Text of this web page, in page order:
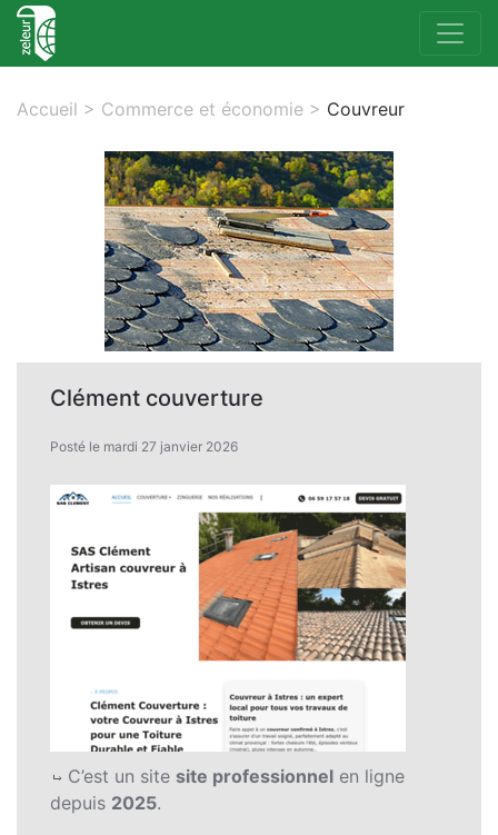
Accueil > Commerce et économie > Couvreur
Clément couverture
Posté le mardi 27 janvier 2026
C’est un site site professionnel en ligne
depuis 2025.